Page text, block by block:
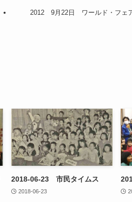
2012 9月22日 ワールド・フェア
2018-06-23 市民タイムス
2018-06-23